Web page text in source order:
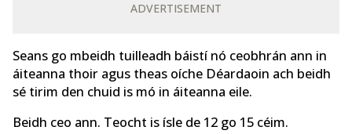
ADVERTISEMENT
Seans go mbeidh tuilleadh báistí nó ceobhrán ann in
áiteanna thoir agus theas oíche Déardaoin ach beidh
sé tirim den chuid is mó in áiteanna eile.
Beidh ceo ann. Teocht is ísle de 12 go 15 céim.